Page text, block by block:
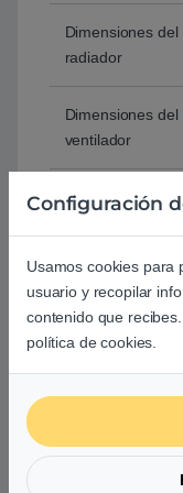
Dimensiones del
radiador
Dimensiones del
ventilador
Flujo de aire del
Presión de aire del
ventilador
Conector del
Configuración
Usamos cookies para
usuario y recopilar
contenido que
política de cookies.